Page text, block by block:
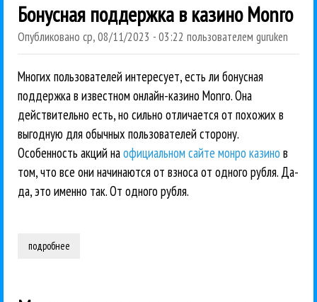
Бонусная поддержка в казино Monro
Опубликовано ср, 08/11/2023 - 03:22 пользователем guruken
Многих пользователей интересует, есть ли бонусная
поддержка в известном онлайн-казино Monro. Она
действительно есть, но сильно отличается от похожих в
выгодную для обычных пользователей сторону.
Особенность акций наофициальном сайте монро казино в
том, что все они начинаются от взноса от одного рубля. Да-
да, это именно так. От одного рубля.
подробнее